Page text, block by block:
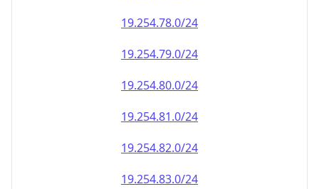
19.254.78.0/24
19.254.79.0/24
19.254.80.0/24
19.254.81.0/24
19.254.82.0/24
19.254.83.0/24